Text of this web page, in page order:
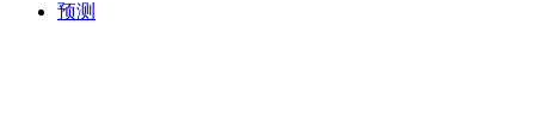
预测